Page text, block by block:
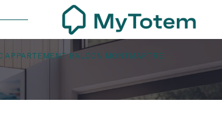
APPARTEMENT BALCON MONTMARTRE